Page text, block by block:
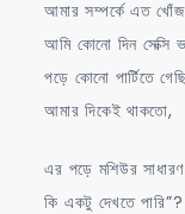
আমার সম্পর্কে এত
আমি কোনো দিন সেক্সি
পড়ে কোনো পার্টিতে
আমার দিকেই থাকতো,
এর পড়ে মশিউর
কি একটু দেখতে